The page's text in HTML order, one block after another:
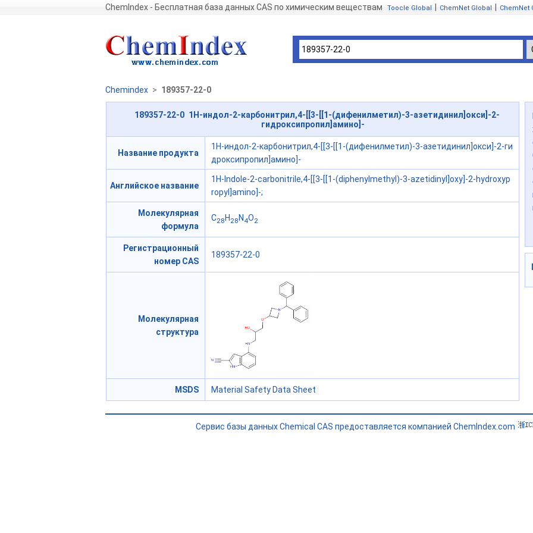
ChemIndex - Бесплатная база данных CAS по химическим веществам Toocle Global ChemNet Global ChemNet
Chemindex > 189357-22-0
189357-22-0 1H-индол-2-карбонитрил,4-[[3-[[1-(дифенилметил)-3-азетидинил]окси]-2-
гидроксипропил]амино]-
Название продукта
1H-индол-2-карбонитрил,4-[[3-[[1-(дифенилметил)-3-азетидинил]окси]-2-ги
дроксипропил]амино]-
Английское название
1H-Indole-2-carbonitrile,4-[[3-[[1-(diphenylmethyl)-3-azetidinyl]oxy]-2-hydroxyp
ropyl]amino]-;
Молекулярная
формула
C28 H 28 N 4O2
Регистрационный
номер CAS
189357-22-0
Молекулярная
структура
MSDS Material Safety Data Sheet
Сервис базы данных Chemical CAS предоставляется компанией ChemIndex.com